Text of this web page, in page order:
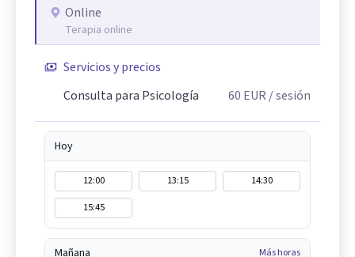
Online
Terapia online
Servicios y precios
Consulta para Psicología
60 EUR/ sesión
Hoy
12:00 13:15
14:30
15:45
Mañana Más horas